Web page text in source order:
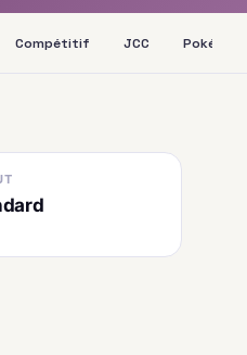
Compétitif JCC Pokédex